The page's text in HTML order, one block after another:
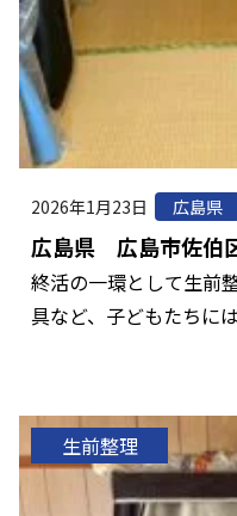
2026年1月23日 広島県
広島県 広島市佐伯
終活の一環として生前
具など、子どもたちに
生前整理